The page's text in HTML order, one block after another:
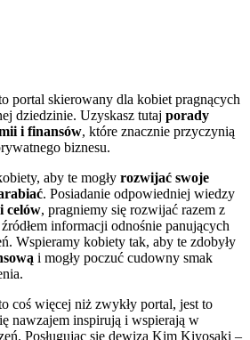
portal skierowany dla kobiet pragnących
dziedzinie. Uzyskasz tutaj porady
i finansów, które znacznie przyczynią
biznesu.
aby te mogły rozwijać swoje
. Posiadanie odpowiedniej wiedzy
celów, pragniemy się rozwijać razem z
informacji odnośnie panujących
Wspieramy kobiety tak, aby te zdobyły
i mogły poczuć cudowny smak
coś więcej niż zwykły portal, jest to
nawzajem inspirują i wspierają w
Posługując się dewizą Kim Kiyosaki –